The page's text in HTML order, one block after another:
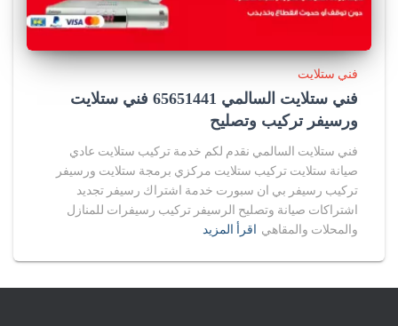
فني ستلايت
فني ستلايت السالمي 65651441 فني ستلايت
ورسيفر تركيب وتصليح
فني ستلايت السالمي نقدم لكم خدمة تركيب ستلايت عادي
صيانة ستلايت تركيب ستلايت مركزي برمجة ستلايت ورسيفر
تركيب رسيفر بي ان سبورت خدمة اشتراك رسيفر تجديد
اشتراكات صيانة وتصليح الرسيفر تركيب رسيفرات للمنازل
والمحلات والمقاهي اقرأ المزيد